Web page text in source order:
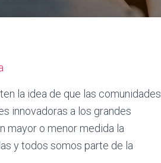
la idea de que las comunidades
innovadoras a los grandes
mayor o menor medida la
y todos somos parte de la